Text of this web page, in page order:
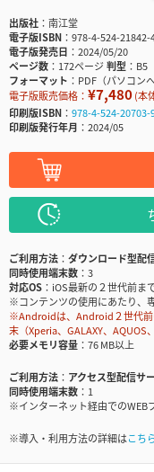
出版社
南江堂
電子版ISBN
978-4-524-21842-
電子版発売日
2024/05/20
ページ数
172ページ判型
B5
フォーマット
PDF（パソコン
電子版販売価格： ¥7,480(本
印刷版ISBN
978-4-524-20703-
印刷版発行年月
2024/05
ご利用方法
ダウンロード型配
同時使用端末数
3
対応OS
iOS最新の２世代前ま
※コンテンツの使用にあたり、
※Androidは、Android２世代前
末（Xperia、GALAXY、
必要メモリ容量
76 MB以上
ご利用方法
アクセス型配信サ
同時使用端末数
1
※インターネット経由でのWEB
※導入・利用方法の詳細はこち